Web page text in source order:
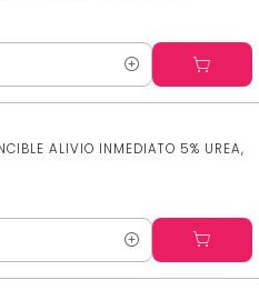
ALIVIO INMEDIATO 5% UREA,